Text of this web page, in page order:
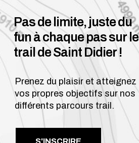
Pas de limite, juste du
fun à chaque pas sur le
trail de Saint Didier !
Prenez du plaisir et atteignez
vos propres objectifs sur nos
différents parcours trail.
S'INSCRIRE